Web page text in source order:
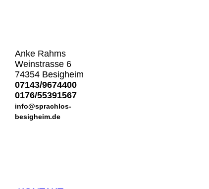
Anke Rahms
Weinstrasse 6
74354 Besigheim
07143/9674400
0176/55391567
info@sprachlos-
besigheim.de